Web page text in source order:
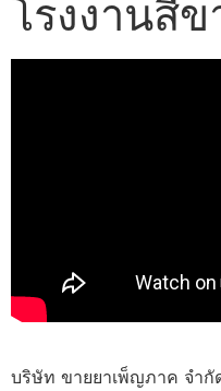
โรงงานสีข
บริษัท ขายยาเพ็ญภาค จำ